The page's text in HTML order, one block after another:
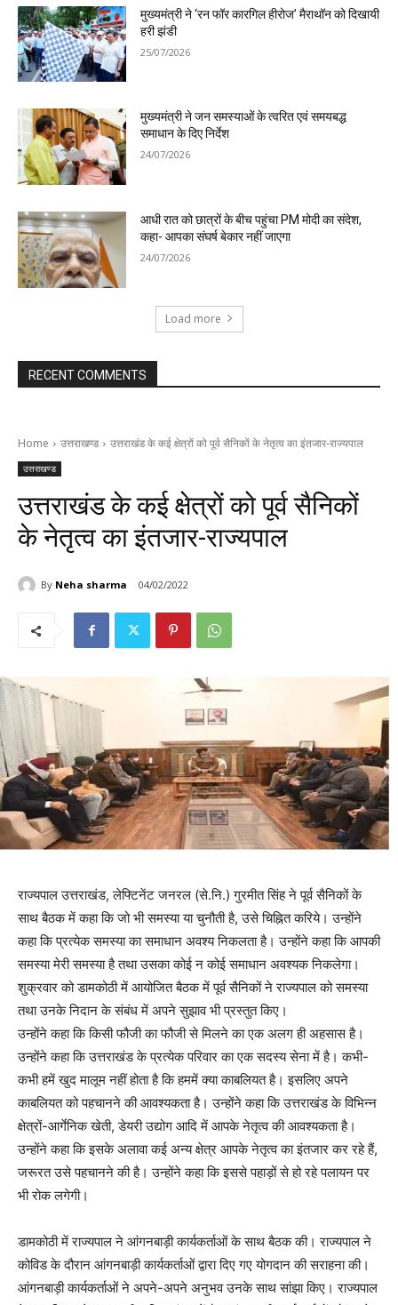
मुख्यमंत्री ने ‘रन फॉर कारगिल हीरोज’ मैराथॉन को दिखायी
हरी झंडी
25/07/2026
मुख्यमंत्री ने जन समस्याओं के त्वरित एवं समयबद्ध
समाधान के दिए निर्देश
24/07/2026
आधी रात को छात्रों के बीच पहुंचा PM मोदी का संदेश,
कहा- आपका संघर्ष बेकार नहीं जाएगा
24/07/2026
Load more
RECENT COMMENTS